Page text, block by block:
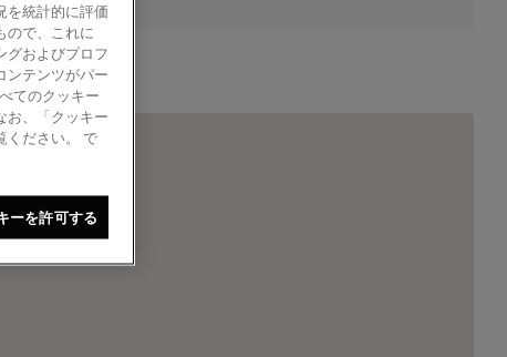
を統計的に評価
ので、これに
グおよびプロフ
ンテンツがパー
てのクッキー
お、「クッキー
ください。 で
ーを許可する